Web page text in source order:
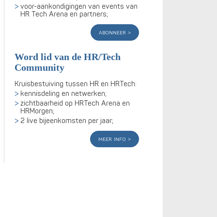
voor-aankondigingen van events van
HR Tech Arena en partners;
abonneer
Word lid van de HR/Tech
Community
Kruisbestuiving tussen HR en HRTech:
kennisdeling en netwerken;
zichtbaarheid op HRTech Arena en
HRMorgen;
2 live bijeenkomsten per jaar;
meer info